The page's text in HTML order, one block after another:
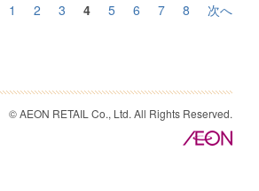
1 2 3 4 5 6 7 8 次へ
© AEON RETAIL Co., Ltd. All Rights Reserved.